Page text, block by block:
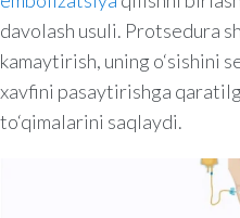
davolash usuli. Protsedura
kamaytirish, uning o‘sishini
xavfini pasaytirishga
to‘qimalarini saqlaydi.